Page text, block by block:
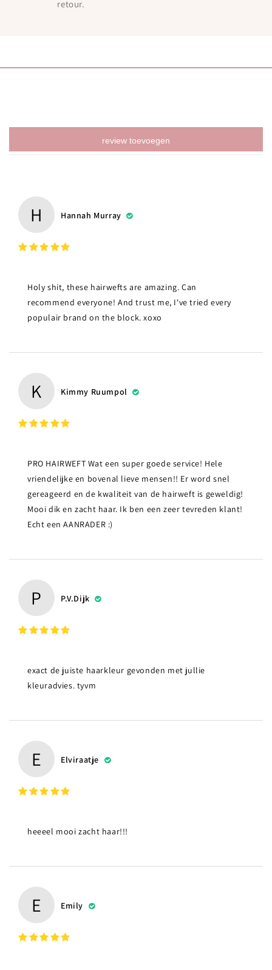
retour.
review toevoegen
H Hannah Murray
Holy shit, these hairwefts are amazing. Can
recommend everyone! And trust me, I've tried every
populair brand on the block. xoxo
K Kimmy Ruumpol
PRO HAIRWEFT Wat een super goede service! Hele
vriendelijke en bovenal lieve mensen!! Er word snel
gereageerd en de kwaliteit van de hairweft is geweldig!
Mooi dik en zacht haar. Ik ben een zeer tevreden klant!
Echt een AANRADER :)
P P.v.Dijk
exact de juiste haarkleur gevonden met jullie
kleuradvies. tyvm
E Elviraatje
heeeel mooi zacht haar!!!
E Emily